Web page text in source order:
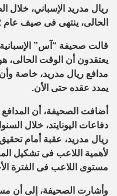
ريال مدريد الإسباني،
الحالى، ينتهى فى صيف عام 2022.
قالت صحيفة “آس”
يعتقدون أن الوقت الحالى،
يمدد عقده حتى الأن.
أضافت الصحيفة، أن المدافع
دفاعات اليونايتد، خلال
ريال مدريد، عقبة أمام
لأهمية اللاعب فى تشكيل
مستوى اللاعب فى الفترة
وأشارت الصحيفة، إلى أن